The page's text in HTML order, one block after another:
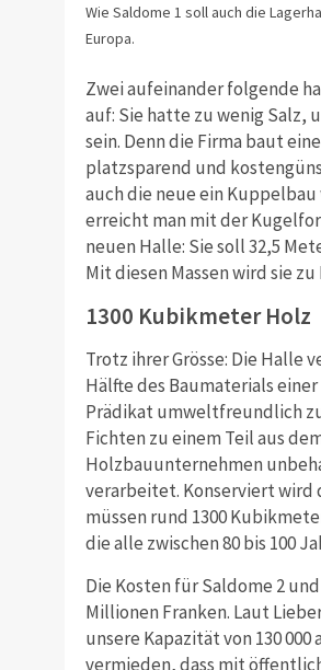
Wie Saldome 1 soll auch die
Europa.
Zwei aufeinander folgende
auf: Sie hatte zu wenig Salz,
sein. Denn die Firma baut
platzsparend und
auch die neue ein
erreicht man mit der
neuen Halle: Sie soll 32,5
Mit diesen Massen wird sie
1300 Kubikmeter Holz
Trotz ihrer Grösse: Die Halle
Hälfte des Baumaterials
Prädikat umweltfreundlich
Fichten zu einem Teil aus
Holzbauunternehmen
verarbeitet. Konserviert wird
müssen rund 1300
die alle zwischen 80 bis 100
Die Kosten für Saldome 2
Millionen Franken. Laut
unsere Kapazität von 130
vermieden, dass mit